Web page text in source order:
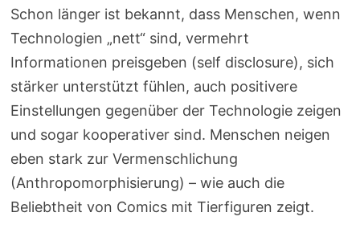
Schon länger ist bekannt, dass Menschen, wenn
Technologien „nett“ sind, vermehrt
Informationen preisgeben (self disclosure), sich
stärker unterstützt fühlen, auch positivere
Einstellungen gegenüber der Technologie zeigen
und sogar kooperativer sind. Menschen neigen
eben stark zur Vermenschlichung
(Anthropomorphisierung) – wie auch die
Beliebtheit von Comics mit Tierfiguren zeigt.